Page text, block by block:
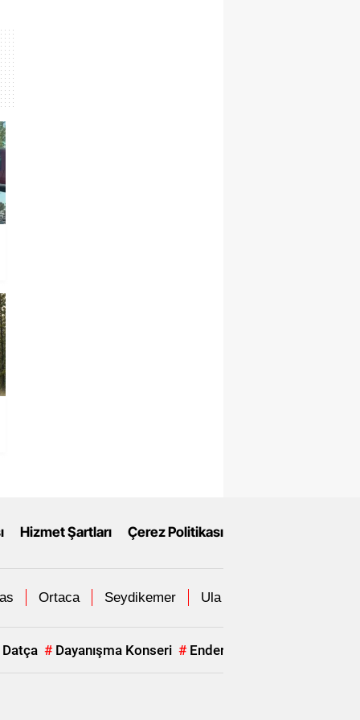
Hizmet Şartları Çerez Politikası
Ortaca Seydikemer Ula
Datça # Dayanışma Konseri # Ender Kasal